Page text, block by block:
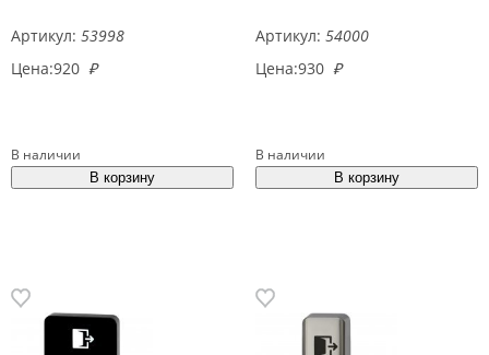
Артикул: 53998
Цена:920 ₽
В наличии
Артикул: 54000
Цена:930 ₽
В наличии